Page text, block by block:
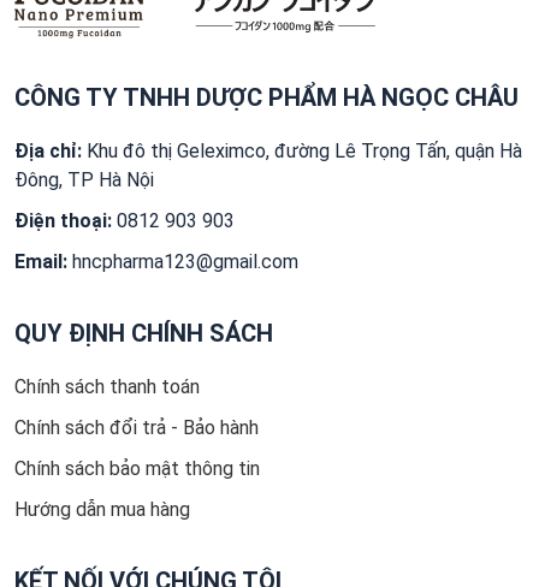
CÔNG TY TNHH DƯỢC PHẨM HÀ NGỌC CHÂU
Địa chỉ: Khu đô thị Geleximco, đường Lê Trọng Tấn, quận Hà
Đông, TP Hà Nội
Điện thoại: 0812 903 903
Email: hncpharma123@gmail.com
QUY ĐỊNH CHÍNH SÁCH
Chính sách thanh toán
Chính sách đổi trả - Bảo hành
Chính sách bảo mật thông tin
Hướng dẫn mua hàng
KẾT NỐI VỚI CHÚNG TÔI